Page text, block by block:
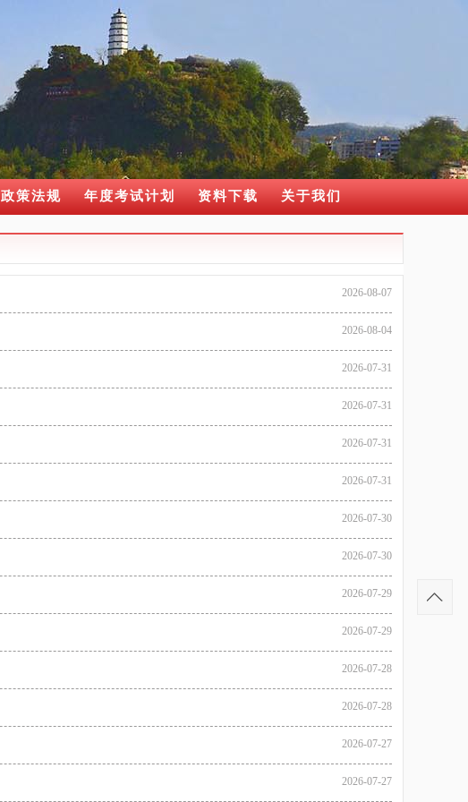
政策法规 年度考试计划 资料下载 关于我们
2026-08-07
2026-08-04
2026-07-31
2026-07-31
2026-07-31
2026-07-31
2026-07-30
2026-07-30
2026-07-29
2026-07-29
2026-07-28
2026-07-28
2026-07-27
2026-07-27